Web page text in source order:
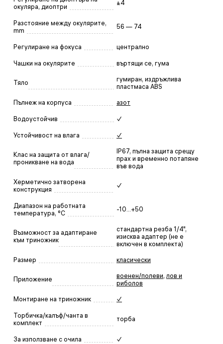
окуляра, диоптри
±4
Разстояние между окулярите,
mm
56 — 74
Регулиране на фокуса централно
Чашки на окулярите въртящи се, гума
Тяло
гумиран, издръжлива
пластмаса ABS
Пълнеж на корпуса азот
Водоустойчив ✓
Устойчивост на влага ✓
Клас на защита от влага/
проникване на вода
IP67, пълна защита срещу
прах и временно потапяне
във вода
Херметично затворена
конструкция
✓
Диапазон на работната
температура, °C
-10...+50
Възможност за адаптиране
към триножник
стандартна резба 1/4",
изисква адаптер (не е
включен в комплекта)
Размер класически
Приложение военен/полеви, лов и
риболов
Монтиране на триножник ✓
Торбичка/калъф/чанта в
комплект
торба
За използване с очила ✓